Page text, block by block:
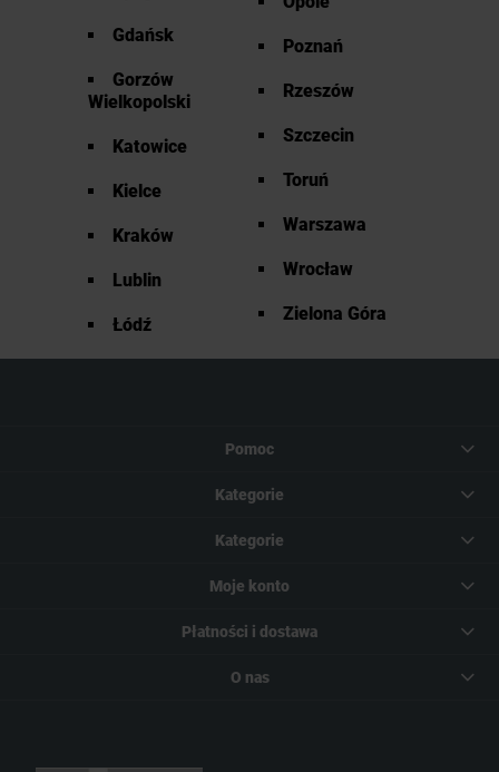
Gdańsk
Gorzów
Wielkopolski
Katowice
Kielce
Kraków
Lublin
Łódź
Poznań
Rzeszów
Szczecin
Toruń
Warszawa
Wrocław
Zielona Góra
Pomoc
Kategorie
Kategorie
Moje konto
Płatności i dostawa
O nas